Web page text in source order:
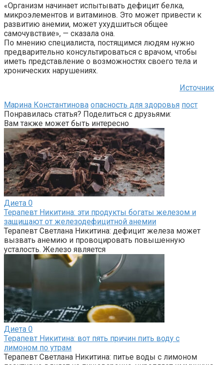
«Организм начинает испытывать дефицит белка,
микроэлементов и витаминов. Это может привести к
развитию анемии, может ухудшиться общее
самочувствие», — сказала она.
По мнению специалиста, постящимся людям нужно
предварительно консультироваться с врачом, чтобы
иметь представление о возможностях своего тела и
хронических нарушениях.
Источник
Марина Константинова опасность для здоровья пост
Понравилась статья? Поделиться с друзьями:
Вам также может быть интересно
Диета 0
Терапевт Никитина: эти продукты богаты железом и
защищают от железодефицитной анемии
Терапевт Светлана Никитина: дефицит железа может
вызвать анемию и провоцировать повышенную
усталость. Железо является
Диета 0
Терапевт Никитина: вот пять причин пить воду с
лимоном по утрам
Терапевт Светлана Никитина: питье воды с лимоном